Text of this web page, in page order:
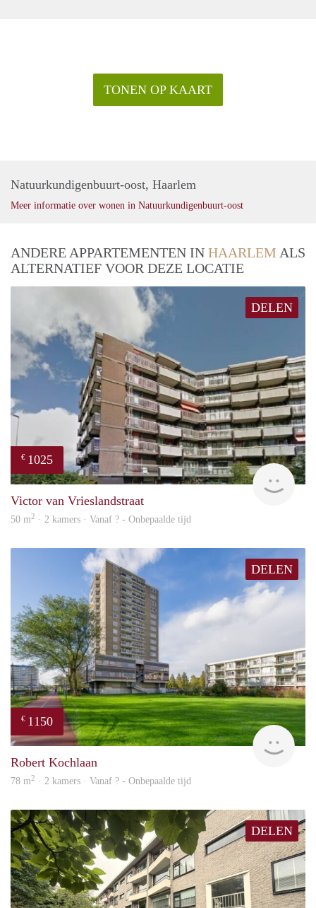
TONEN OP KAART
Natuurkundigenbuurt-oost, Haarlem
Meer informatie over wonen in Natuurkundigenbuurt-oost
ANDERE APPARTEMENTEN IN HAARLEM ALS
ALTERNATIEF VOOR DEZE LOCATIE
DELEN
€ 1025
Victor van Vrieslandstraat
50 m2 · 2 kamers · Vanaf ? - Onbepaalde tijd
DELEN
€ 1150
Robert Kochlaan
78 m2 · 2 kamers · Vanaf ? - Onbepaalde tijd
DELEN